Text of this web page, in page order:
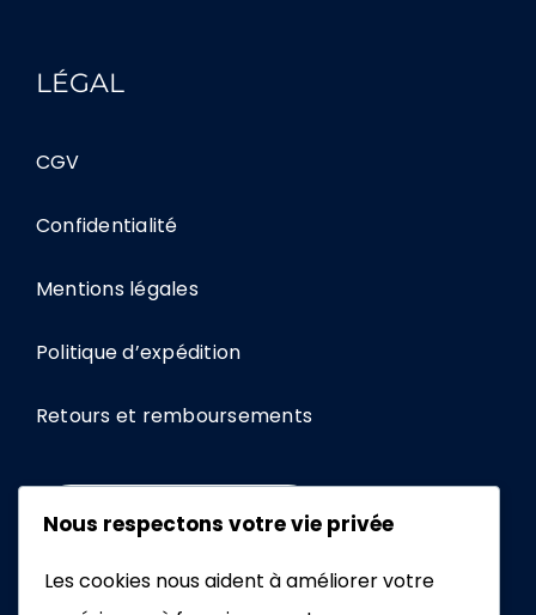
LÉGAL
CGV
Confidentialité
Mentions légales
Politique d’expédition
Retours et remboursements
+33672462076
Nous respectons votre vie privée
Les cookies nous aident à améliorer votre